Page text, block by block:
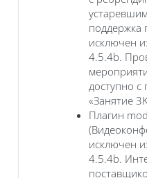
поддержка
исключен
4.5.4b.
доступно
«Занятие
Плагин
исключен
4.5.4b.